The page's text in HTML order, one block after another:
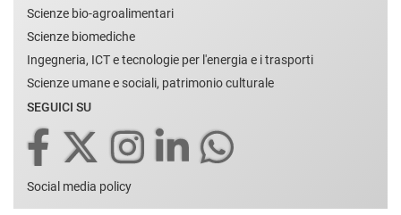
Scienze bio-agroalimentari
Scienze biomediche
Ingegneria, ICT e tecnologie per l'energia e i trasporti
Scienze umane e sociali, patrimonio culturale
SEGUICI SU
Social media policy